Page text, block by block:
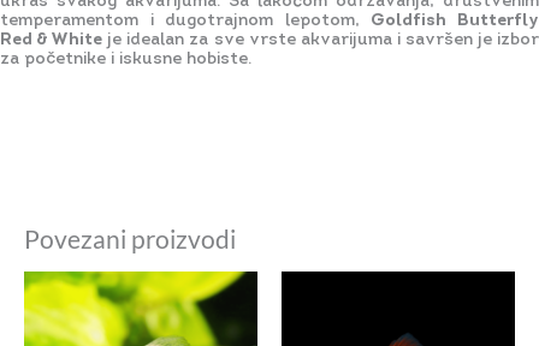
temperamentom i dugotrajnom lepotom, Goldfish Butterfly
Red & White je idealan za sve vrste akvarijuma i savršen je izbor
za početnike i iskusne hobiste.
Povezani proizvodi